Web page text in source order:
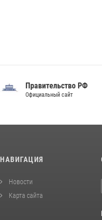
Правительство РФ
Официальный сайт
НАВИГАЦИЯ
Новости
Карта сайта